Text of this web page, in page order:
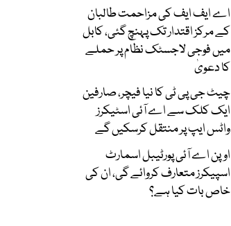
اے ایف ایف کی مزاحمت طالبان
کے مرکز اقتدار تک پہنچ گئی، کابل
میں فوجی لاجسٹک نظام پر حملے
کا دعویٰ
چیٹ جی پی ٹی کا نیا فیچر، صارفین
ایک کلک سے اے آئی اسٹیکرز
واٹس ایپ پر منتقل کرسکیں گے
اوپن اے آئی پورٹیبل اسمارٹ
اسپیکرز متعارف کروائے گی، ان کی
خاص بات کیا ہے؟